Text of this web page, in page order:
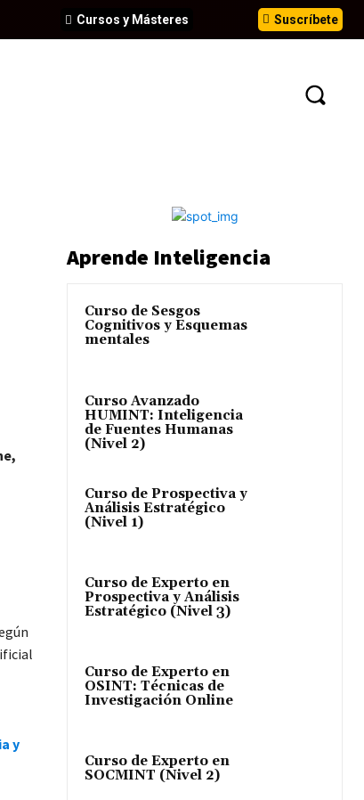
Suscríbete
Cursos y Másteres
y
Aprende Inteligencia
Curso de Sesgos
Cognitivos y Esquemas
mentales
Curso Avanzado
HUMINT: Inteligencia
de Fuentes Humanas
(Nivel 2)
Curso de Prospectiva y
Análisis Estratégico
(Nivel 1)
Curso de Experto en
Prospectiva y Análisis
Estratégico (Nivel 3)
Curso de Experto en
OSINT: Técnicas de
Investigación Online
Curso de Experto en
SOCMINT (Nivel 2)